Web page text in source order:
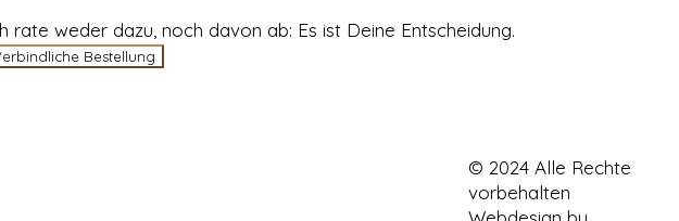
rate weder dazu, noch davon ab: Es ist Deine Entscheidung.
Bestellung
© 2024 Alle Rechte
vorbehalten